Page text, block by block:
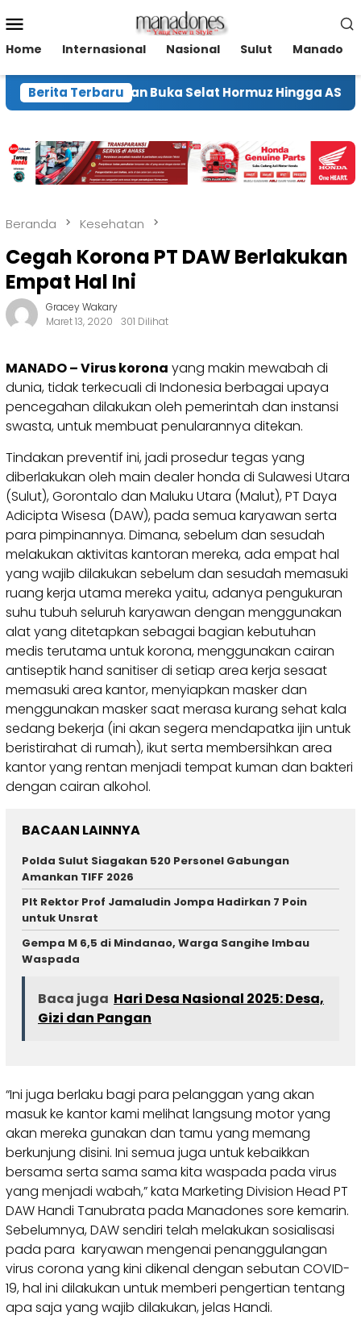
ke
kontenMobile
Home Internasional Nasional Sulut Manado
Berita Terbaru
tidak akan Buka Selat Hormuz Hingga AS Penuhi
Beranda Kesehatan
Cegah Korona PT DAW Berlakukan
Empat Hal Ini
Gracey Wakary
Maret 13, 2020
301 Dilihat
MANADO – Virus korona yang makin mewabah di
dunia, tidak terkecuali di Indonesia berbagai upaya
pencegahan dilakukan oleh pemerintah dan instansi
swasta, untuk membuat penularannya ditekan.
Tindakan preventif ini, jadi prosedur tegas yang
diberlakukan oleh main dealer honda di Sulawesi Utara
(Sulut), Gorontalo dan Maluku Utara (Malut), PT Daya
Adicipta Wisesa (DAW), pada semua karyawan serta
para pimpinannya. Dimana, sebelum dan sesudah
melakukan aktivitas kantoran mereka, ada empat hal
yang wajib dilakukan sebelum dan sesudah memasuki
ruang kerja utama mereka yaitu, adanya pengukuran
suhu tubuh seluruh karyawan dengan menggunakan
alat yang ditetapkan sebagai bagian kebutuhan
medis terutama untuk korona, menggunakan cairan
antiseptik hand sanitiser di setiap area kerja sesaat
memasuki area kantor, menyiapkan masker dan
menggunakan masker saat merasa kurang sehat kala
sedang bekerja (ini akan segera mendapatka ijin untuk
beristirahat di rumah), ikut serta membersihkan area
kantor yang rentan menjadi tempat kuman dan bakteri
dengan cairan alkohol.
BACAAN LAINNYA
Polda Sulut Siagakan 520 Personel Gabungan
Amankan TIFF 2026
Plt Rektor Prof Jamaludin Jompa Hadirkan 7 Poin
untuk Unsrat
Gempa M 6,5 di Mindanao, Warga Sangihe Imbau
Waspada
Baca juga Hari Desa Nasional 2025: Desa,
Gizi dan Pangan
“Ini juga berlaku bagi para pelanggan yang akan
masuk ke kantor kami melihat langsung motor yang
akan mereka gunakan dan tamu yang memang
berkunjung disini. Ini semua juga untuk kebaikkan
bersama serta sama sama kita waspada pada virus
yang menjadi wabah,” kata Marketing Division Head PT
DAW Handi Tanubrata pada Manadones sore kemarin.
Sebelumnya, DAW sendiri telah melakukan sosialisasi
pada para karyawan mengenai penanggulangan
virus corona yang kini dikenal dengan sebutan COVID-
19, hal ini dilakukan untuk memberi pengertian tentang
apa saja yang wajib dilakukan, jelas Handi.